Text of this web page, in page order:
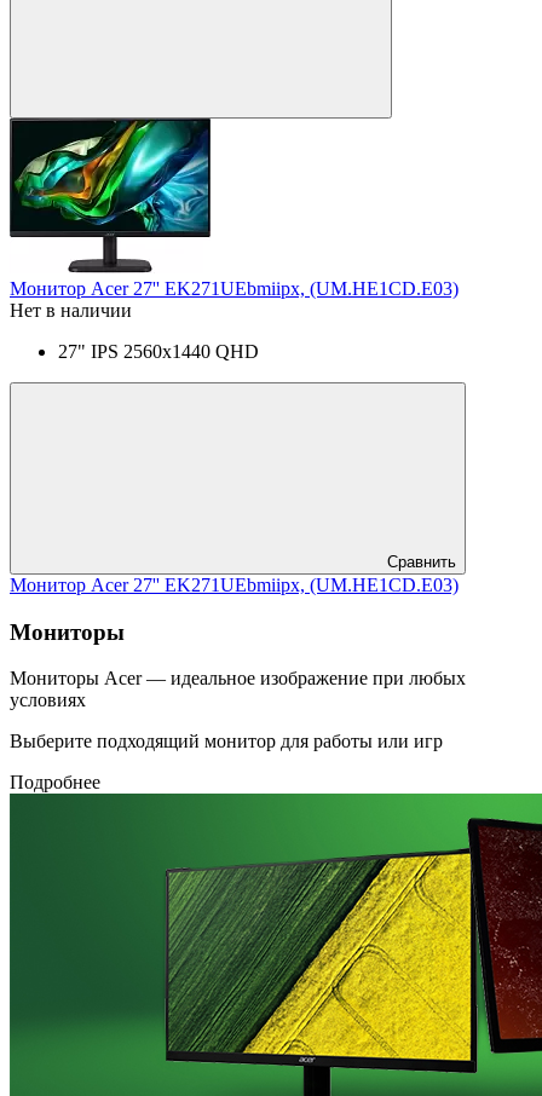
Монитор Acer 27'' EK271UEbmiipx, (UM.HE1CD.E03)
Нет в наличии
27" IPS 2560x1440 QHD
Сравнить
Монитор Acer 27'' EK271UEbmiipx, (UM.HE1CD.E03)
Мониторы
Мониторы Acer — идеальное изображение при любых
условиях
Выберите подходящий монитор для работы или игр
Подробнее